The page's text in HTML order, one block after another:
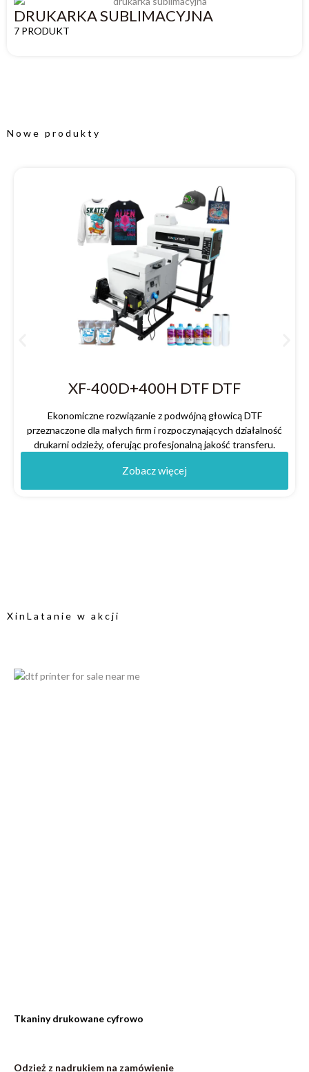
DRUKARKA SUBLIMACYJNA
7 PRODUKT
Nowe produkty
XF-400D+400H DTF DTF
Ekonomiczne rozwiązanie z podwójną głowicą DTF
przeznaczone dla małych firm i rozpoczynających działalność
drukarni odzieży, oferując profesjonalną jakość transferu.
Zobacz więcej
XinLatanie w akcji
Tkaniny drukowane cyfrowo
Odzież z nadrukiem na zamówienie